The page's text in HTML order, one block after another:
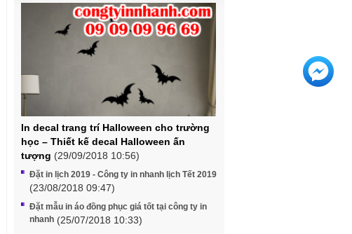
In decal trang trí Halloween cho trường
học – Thiết kế decal Halloween ấn
tượng (29/09/2018 10:56)
Đặt in lịch 2019 - Công ty in nhanh lịch Tết 2019
(23/08/2018 09:47)
Đặt mẫu in áo đồng phục giá tốt tại công ty in
nhanh (25/07/2018 10:33)